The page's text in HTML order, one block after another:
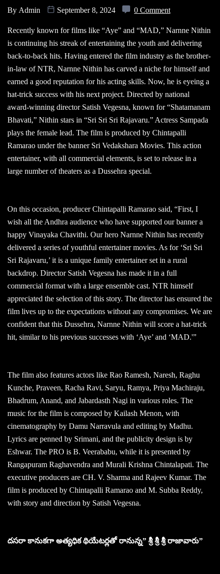
By Admin September 8, 2024 0 Comment
Recently known for films like “Aye” and “MAD,” Narnne Nithin
is continuing his streak of entertaining the youth and delivering
back-to-back hits. Having entered the film industry as the brother-
in-law of NTR, Narnne Nithin has carved a niche for himself and
earned a good reputation for his acting skills. Now, he is eyeing a
hat-trick success with his next project. Directed by national
award-winning director Satish Vegesna, known for “Shatamanam
Bhavati,” Nithin stars in “Sri Sri Sri Rajavaru.” Actress Sampada
plays the female lead. The film is produced by Chintapalli
Ramarao under the banner Sri Vedakshara Movies. This action
entertainer, with all commercial elements, is set to release in a
large number of theaters as a Dussehra special.
On this occasion, producer Chintapalli Ramarao said, “First, I
wish all the Andhra audience who have supported our banner a
happy Vinayaka Chavithi. Our hero Narnne Nithin has recently
delivered a series of youthful entertainer movies. As for ‘Sri Sri
Sri Rajavaru,’ it is a unique family entertainer set in a rural
backdrop. Director Satish Vegesna has made it in a full
commercial format with a large ensemble cast. NTR himself
appreciated the selection of this story. The director has ensured the
film lives up to the expectations without any compromises. We are
confident that this Dussehra, Narnne Nithin will score a hat-trick
hit, similar to his previous successes with ‘Aye’ and ‘MAD.'”
The film also features actors like Rao Ramesh, Naresh, Raghu
Kunche, Praveen, Racha Ravi, Saryu, Ramya, Priya Machiraju,
Bhadrum, Anand, and Jabardasth Nagi in various roles. The
music for the film is composed by Kailash Menon, with
cinematography by Damu Narravula and editing by Madhu.
Lyrics are penned by Srimani, and the publicity design is by
Eshwar. The PRO is B. Veerababu, while it is presented by
Rangapuram Raghavendra and Murali Krishna Chintalapati. The
executive producers are CH. V. Sharma and Rajeev Kumar. The
film is produced by Chintapalli Ramarao and M. Subba Reddy,
with story and direction by Satish Vegesna.
దసరా కానుకగా అత్యధిక థియేటర్లతో రానున్న” శ్రీ శ్రీ శ్రీ రాజావారు”